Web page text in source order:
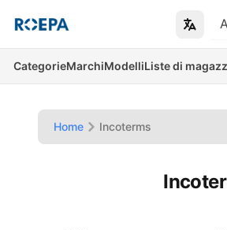
CategorieMarchiModelliListe di
Home Incoterms